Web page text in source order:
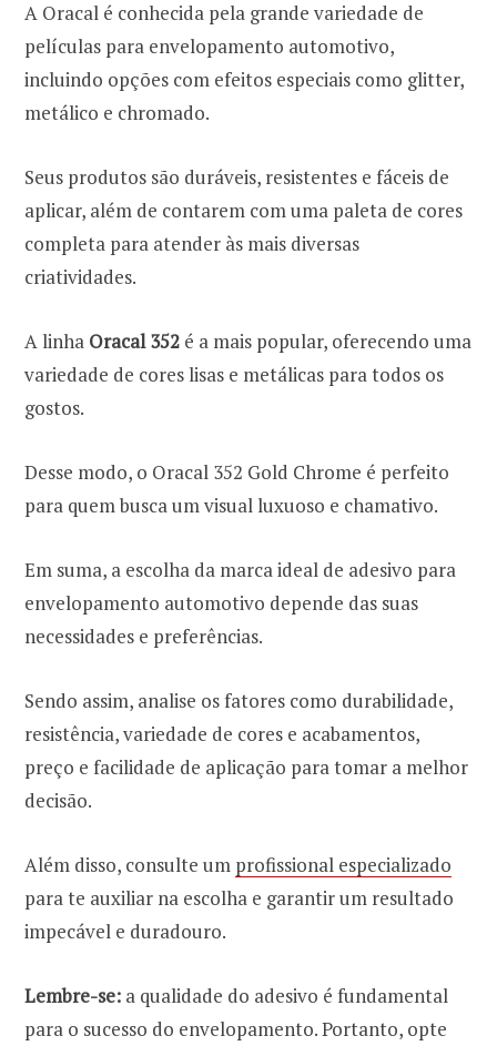
A Oracal é conhecida pela grande variedade de
películas para envelopamento automotivo,
incluindo opções com efeitos especiais como glitter,
metálico e chromado.
Seus produtos são duráveis, resistentes e fáceis de
aplicar, além de contarem com uma paleta de cores
completa para atender às mais diversas
criatividades.
A linha Oracal 352 é a mais popular, oferecendo uma
variedade de cores lisas e metálicas para todos os
gostos.
Desse modo, o Oracal 352 Gold Chrome é perfeito
para quem busca um visual luxuoso e chamativo.
Em suma, a escolha da marca ideal de adesivo para
envelopamento automotivo depende das suas
necessidades e preferências.
Sendo assim, analise os fatores como durabilidade,
resistência, variedade de cores e acabamentos,
preço e facilidade de aplicação para tomar a melhor
decisão.
Além disso, consulte um profissional especializado
para te auxiliar na escolha e garantir um resultado
impecável e duradouro.
Lembre-se: a qualidade do adesivo é fundamental
para o sucesso do envelopamento. Portanto, opte